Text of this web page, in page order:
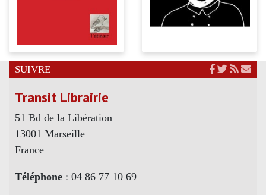
SUIVRE
Transit Librairie
51 Bd de la Libération
13001 Marseille
France
Téléphone : 04 86 77 10 69